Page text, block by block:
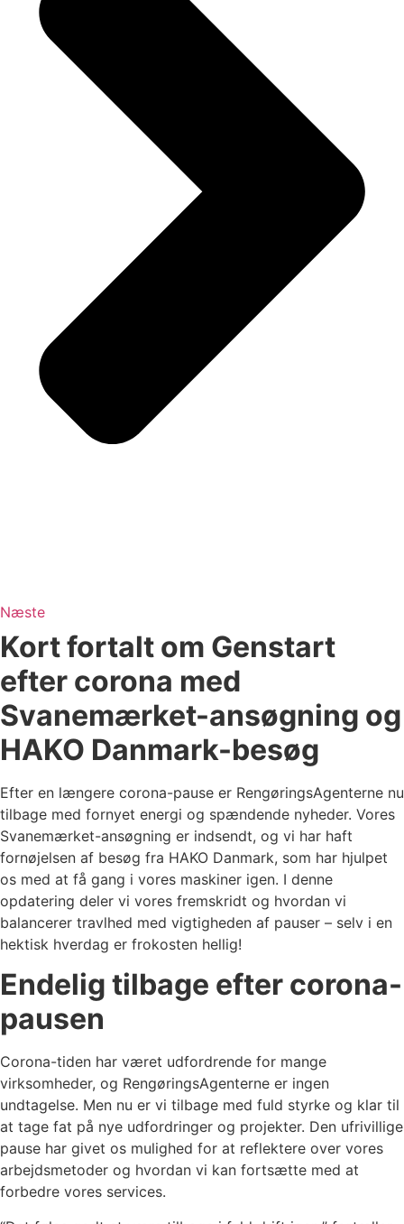
Næste
Kort fortalt om Genstart
efter corona med
Svanemærket-ansøgning og
HAKO Danmark-besøg
Efter en længere corona-pause er RengøringsAgenterne nu
tilbage med fornyet energi og spændende nyheder. Vores
Svanemærket-ansøgning er indsendt, og vi har haft
fornøjelsen af besøg fra HAKO Danmark, som har hjulpet
os med at få gang i vores maskiner igen. I denne
opdatering deler vi vores fremskridt og hvordan vi
balancerer travlhed med vigtigheden af pauser – selv i en
hektisk hverdag er frokosten hellig!
Endelig tilbage efter corona-
pausen
Corona-tiden har været udfordrende for mange
virksomheder, og RengøringsAgenterne er ingen
undtagelse. Men nu er vi tilbage med fuld styrke og klar til
at tage fat på nye udfordringer og projekter. Den ufrivillige
pause har givet os mulighed for at reflektere over vores
arbejdsmetoder og hvordan vi kan fortsætte med at
forbedre vores services.